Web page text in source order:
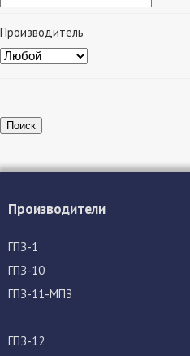
Производитель
Поиск
Производители
ГПЗ-1
ГПЗ-10
ГПЗ-11-МПЗ
ГПЗ-12